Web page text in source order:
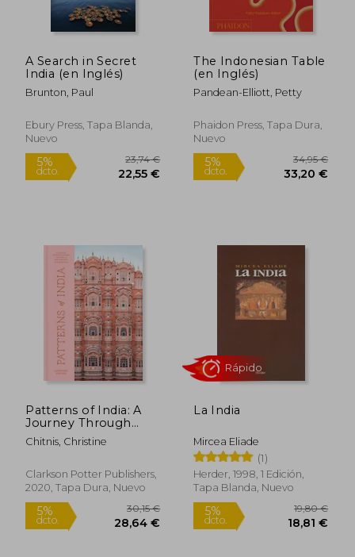
5%
dcto.
25,00 €
23,75 €
5%
dcto.
A Search in Secret
India (en Inglés)
Brunton, Paul
Ebury Press, Tapa Blanda,
Nuevo
The Indonesian Table
(en Inglés)
Pandean-Elliott, Petty
Phaidon Press, Tapa Dura,
Nuevo
Patterns of India: A
Journey Through
Colors, Textiles, and
the Vibrancy of
Chitnis, Christine
Clarkson Potter Publishers,
2020, Tapa Dura, Nuevo
La India
Mircea Eliade
(1)
Herder, 1998, 1 Edición,
Tapa Blanda, Nuevo